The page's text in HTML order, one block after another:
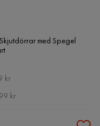
med Spegel
kr
kr